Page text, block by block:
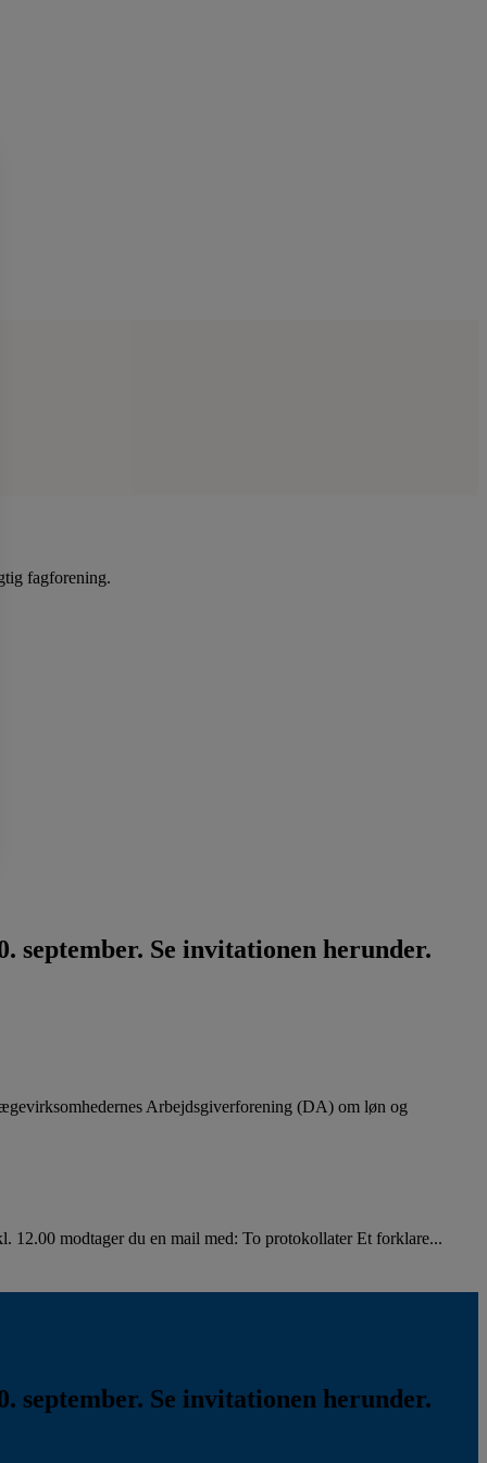
fagforening.
september. Se invitationen herunder.
Arbejdsgiverforening (DA) om løn og
12.00 modtager du en mail med: To protokollater Et forklare...
september. Se invitationen herunder.